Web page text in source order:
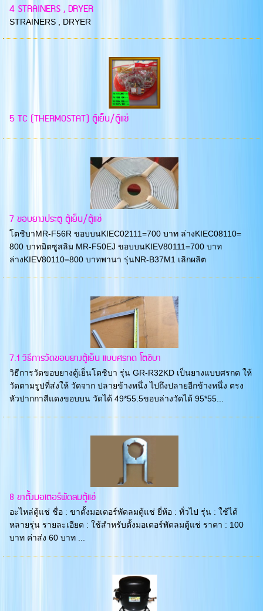
4 STRAINERS , DRYER
STRAINERS , DRYER
5 TC (THERMOSTAT) ตู้เย็น/ตู้แช่
7 ขอบยางประตู ตู้เย็น/ตู้แช่
โตชิบาMR-F56R ขอบบนKIEC02111=700 บาท ล่างKIEC08110=
800 บาทมิตซูสลิม MR-F50EJ ขอบบนKIEV80111=700 บาท
ล่างKIEV80110=800 บาทพานา รุ่นNR-B37M1 เลิกผลิต
7.1 วิธีการวัดขอบยางตู้เย็น แบบศรกด โตชิบา
วิธีการวัดขอบยางตู้เย็นโตชิบา รุ่น GR-R32KD เป็นยางแบบศรกด ให้
วัดตามรูปที่ส่งให้ วัดจาก ปลายข้างหนึ่ง ไปถึงปลายอีกข้างหนึ่ง ตรง
หัวปากกาสีแดงขอบบน วัดได้ 49*55.5ขอบล่างวัดได้ 95*55...
8 ขาตั้งมอเตอร์พัดลมตู้แช่
อะไหล่ตู้แช่ ชื่อ : ขาตั้งมอเตอร์พัดลมตู้แช่ ยี่ห้อ : ทั่วไป รุ่น : ใช้ได้
หลายรุ่น รายละเอียด : ใช้สำหรับตั้งมอเตอร์พัดลมตู้แช่ ราคา : 100
บาท ค่าส่ง 60 บาท ...